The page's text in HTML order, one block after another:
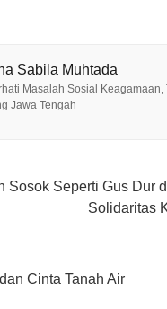
Sabila Muhtada
Masalah Sosial Keagamaan,
Jawa Tengah
Sosok Seperti Gus Dur
Solidaritas
Cinta Tanah Air